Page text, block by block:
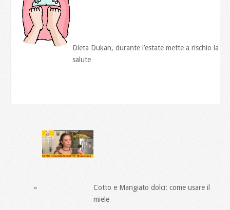
Dieta Dukan, durante l’estate mette a rischio la
salute
Cotto e Mangiato dolci: come usare il
miele